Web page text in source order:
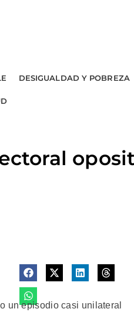
DESIGUALDAD Y POBREZA
un episodio casi unilateral